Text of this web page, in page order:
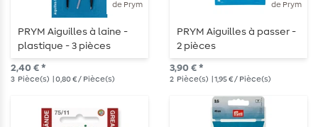
de Prym
PRYM Aiguilles à laine -
plastique - 3 pièces
2,40 € *
3 Pièce(s) | 0,80 € / Pièce(s)
de Prym
PRYM Aiguilles à passer -
2 pièces
3,90 € *
2 Pièce(s) | 1,95 € / Pièce(s)